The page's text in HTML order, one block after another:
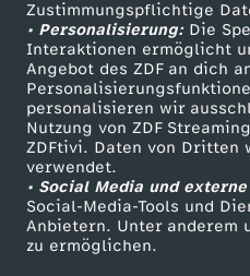
Zustimmungspflichtige
• Personalisierung:Die
Interaktionen ermöglicht
Angebot des ZDF an dich
personalisieren wir
Nutzung von ZDF
ZDFtivi. Daten von Dritten
verwendet.
• Social Media und
Social-Media-Tools und
Anbietern. Unter anderem
zu ermöglichen.
Livestreams
Sendungen A-Z
TV-Programm
ZDF Unternehmen
Karriere